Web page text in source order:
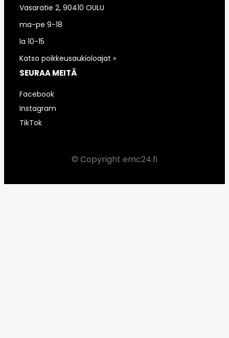
Vasaratie 2, 90410 OULU
ma-pe 9-18
la 10-15
Katso poikkeusaukioloajat »
SEURAA MEITÄ
Facebook
Instagram
TikTok
© Copyright emc24.fi